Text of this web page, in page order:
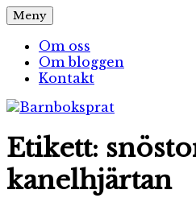
Hoppa
till
innehåll
Barnboksprat
– en blogg om barnböcker
Meny
Om oss
Om bloggen
Kontakt
Etikett:
kanelhjärtan